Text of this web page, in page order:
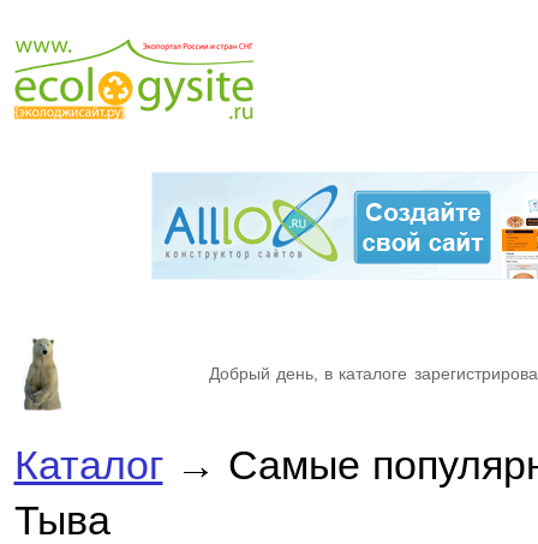
Добрый день, в каталоге
Каталог→ Самые
Тыва